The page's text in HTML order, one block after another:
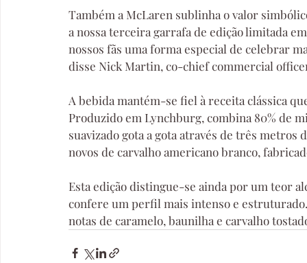
Também a McLaren sublinha o valor
a nossa terceira garrafa de edição limitada
nossos fãs uma forma especial de celebrar
disse Nick Martin, co-chief commercial
A bebida mantém-se fiel à receita clássica
Produzido em Lynchburg, combina 80% de
suavizado gota a gota através de três
novos de carvalho americano branco,
Esta edição distingue-se ainda por um teor
confere um perfil mais intenso e
notas de caramelo, baunilha e carvalho